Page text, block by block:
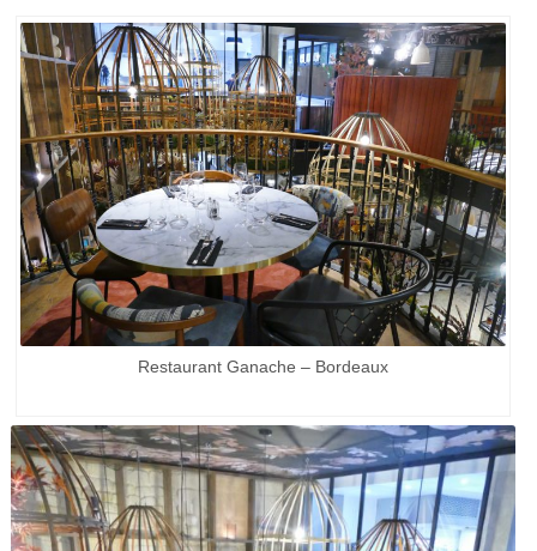
Restaurant Ganache – Bordeaux